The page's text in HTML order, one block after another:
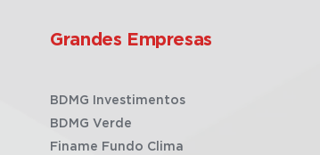
Grandes Empresas
BDMG Investimentos
BDMG Verde
Finame Fundo Clima